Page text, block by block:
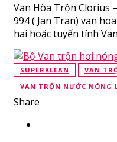
Van Hòa Trộn Clorius
994 ( Jan Tran) van
hai hoặc tuyến tính
SUPERKLEAN VAN
VAN TRỘN NƯỚC NÓNG
Share